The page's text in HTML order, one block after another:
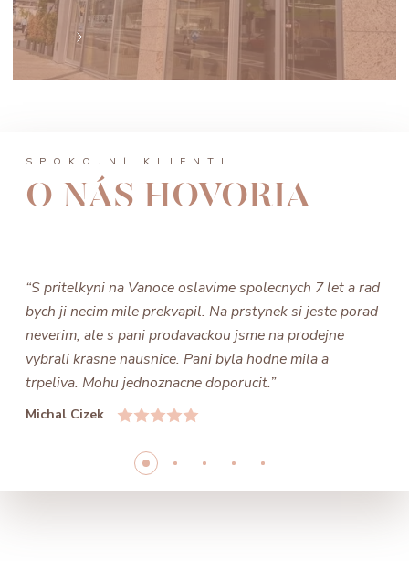
SPOKOJNÍ KLIENTI
O NÁS HOVORIA
“S pritelkyni na Vanoce oslavime spolecnych 7 let a rad
bych ji necim mile prekvapil. Na prstynek si jeste porad
neverim, ale s pani prodavackou jsme na prodejne
vybrali krasne nausnice. Pani byla hodne mila a
trpeliva. Mohu jednoznacne doporucit.”
Michal Cizek